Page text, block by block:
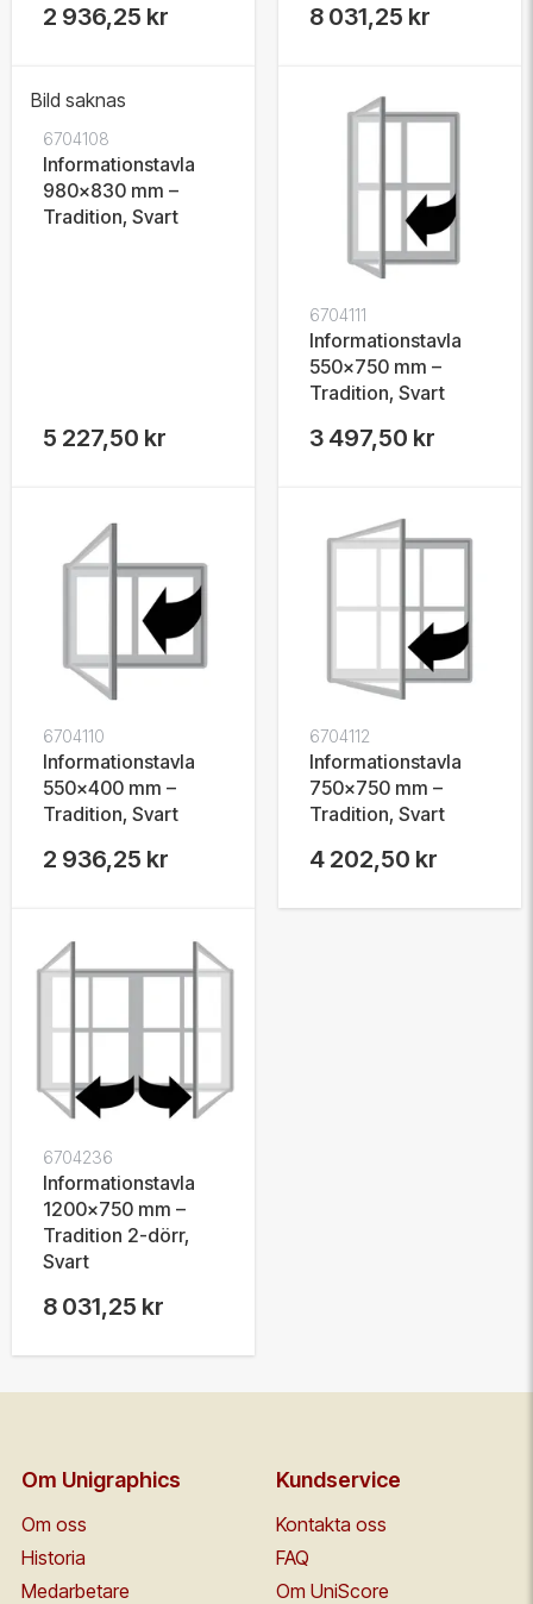
2 936,25 kr 8 031,25 kr
Bild saknas
6704108
Informationstavla
980x830 mm –
Tradition, Svart
5 227,50 kr
6704111
Informationstavla
550x750 mm –
Tradition, Svart
3 497,50 kr
6704110
Informationstavla
550x400 mm –
Tradition, Svart
2 936,25 kr
6704112
Informationstavla
750x750 mm –
Tradition, Svart
4 202,50 kr
6704236
Informationstavla
1200x750 mm –
Tradition 2-dörr,
Svart
8 031,25 kr
Om Unigraphics
Om oss
Historia
Medarbetare
Kundservice
Kontakta oss
FAQ
Om UniScore